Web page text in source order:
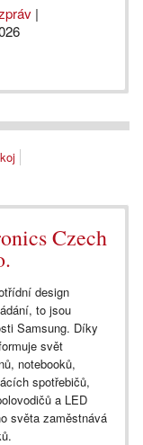
|
Czech
design
to jsou
Samsung. Díky
svět
notebooků,
spotřebičů,
a LED
světa zaměstnává